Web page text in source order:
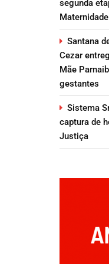
segunda
Santana
Cezar
Mãe
gestantes
Sistema
captura de
Justiça